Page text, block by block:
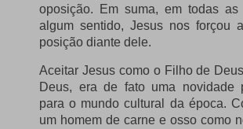
oposição. Em suma, em todas as
algum sentido, Jesus nos forçou
posição diante dele.
Aceitar Jesus como o Filho de
Deus, era de fato uma novidade
para o mundo cultural da época.
um homem de carne e osso como